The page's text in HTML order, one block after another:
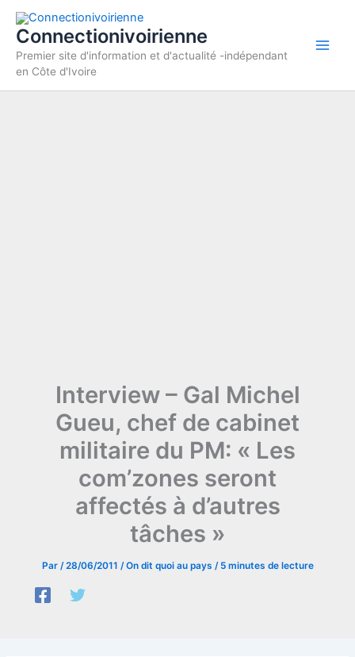
Aller
contenu
Connectionivoirienne
Premier site d'information et d'actualité -indépendant
en Côte d'Ivoire
Interview – Gal Michel
Gueu, chef de cabinet
militaire du PM: « Les
com’zones seront
affectés à d’autres
tâches »
Par /28/06/2011 /On dit quoi au pays / 5 minutes de lecture